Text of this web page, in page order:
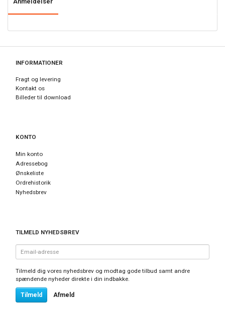
INFORMATIONER
Fragt og levering
Kontakt os
Billeder til download
KONTO
Min konto
Adressebog
Ønskeliste
Ordrehistorik
Nyhedsbrev
TILMELD NYHEDSBREV
adresse
Tilmeld dig vores nyhedsbrev og modtag gode tilbud samt andre
spændende nyheder direkte i din indbakke.
Tilmeld Afmeld